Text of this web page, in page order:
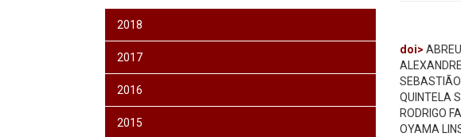
2018
2017
2016
2015
doi>
QUINTELA
RODRIGO
OYAMA